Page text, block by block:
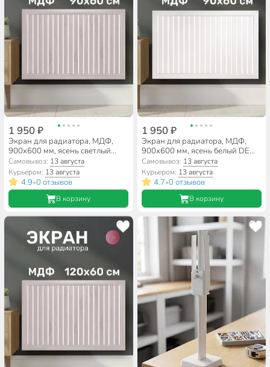
1 950 ₽
Экран для радиатора, МДФ,
900х600 мм, ясень светлый
DE LUXE, реечный, Стильный
Дом
Самовывоз: 13 августа
Курьером: 13 августа
4.9•0 отзывов
В корзину
1 950 ₽
Экран для радиатора, МДФ,
900х600 мм, ясень белый DE
LUXE, реечный, Стильный Дом
Самовывоз: 13 августа
Курьером: 13 августа
4.7•0 отзывов
В корзину